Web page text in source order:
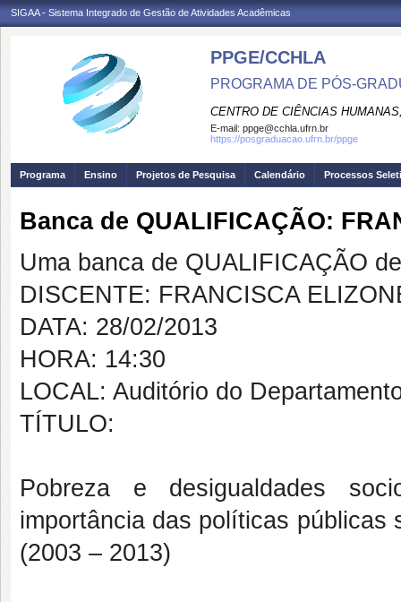
SIGAA - Sistema Integrado de Gestão de Atividades Acadêmicas
PPGE/CCHLA
PROGRAMA DE PÓS-
CENTRO DE CIÊNCIAS
E-mail: ppge@cchla.ufrn.br
https://posgraduacao.ufrn.br/ppge
Programa Ensino Projetos de Pesquisa Calendário Processos
Banca de QUALIFICAÇÃO:
Uma banca de QUALIFICAÇÃO
DISCENTE: FRANCISCA
DATA: 28/02/2013
HORA: 14:30
LOCAL: Auditório do
TÍTULO:
Pobreza e desigualdades
importância das políticas públicas
(2003 – 2013)